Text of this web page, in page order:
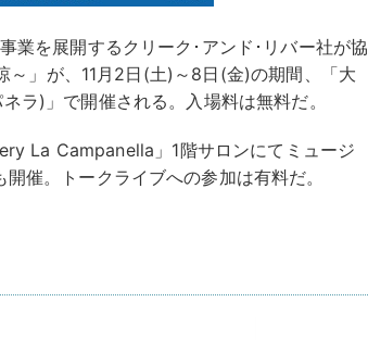
業を展開するクリーク･アンド･リバー社が協
」が、11月2日(土)～8日(金)の期間、「大
ラ)」で開催される。入場料は無料だ。
La Campanella」1階サロンにてミュージ
催。トークライブへの参加は有料だ。